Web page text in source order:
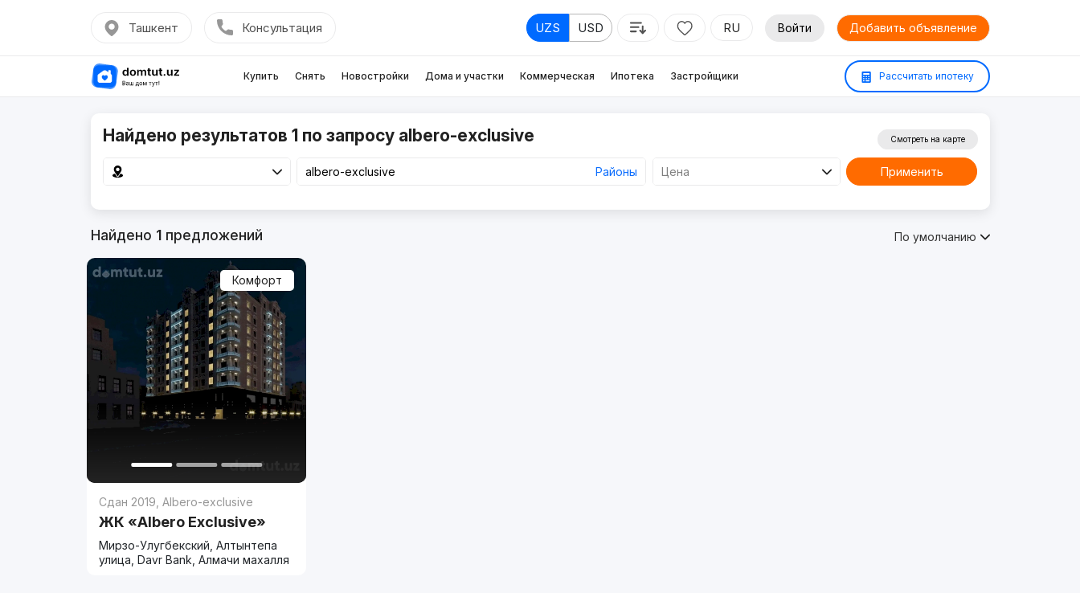
Ташкент Консультация UZS USD RU Войти Добавить объявление
Купить Снять Новостройки Дома и участки Коммерческая Ипотека Застройщики Рассчитать ипотеку
Найдено результатов 1 по запросу albero-exclusive
Районы Цена
Смотреть на карте
Применить
Найдено 1предложений По умолчанию
Комфорт
Сдан 2019 ,Albero-exclusive
ЖК «Albero Exclusive»
Мирзо-Улугбекский, Алтынтепа
улица, Davr Bank, Алмачи махалля